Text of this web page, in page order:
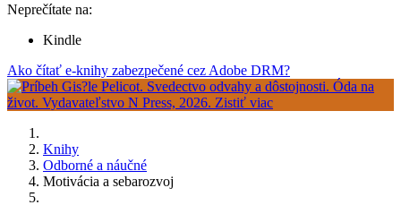
Neprečítate na:
Kindle
Ako čítať e-knihy zabezpečené cez Adobe DRM?
Knihy
Odborné a náučné
Motivácia a sebarozvoj